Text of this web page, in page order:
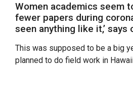
Women academics seem
fewer papers during
seen anything like it,’ says
This was supposed to be a big
planned to do field work in